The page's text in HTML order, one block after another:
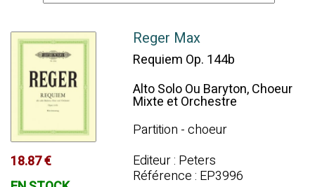
18.87 €
Reger Max
Requiem Op. 144b
Alto Solo Ou Baryton, Choeur
Mixte et Orchestre
Partition - choeur
Editeur : Peters
Référence : EP3996